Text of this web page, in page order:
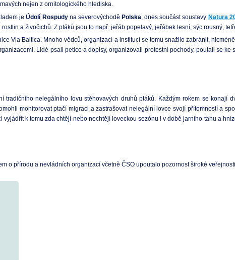
nejen z ornitologického hlediska.
jeÚdolí Rospudyna severovýchodě Polska, dnes součást soustavy Natura
a živočichů. Z ptáků jsou to např. jeřáb popelavý, jeřábek lesní, sýc rousný,
Via Baltica. Mnoho vědců, organizací a institucí se tomu snažilo zabránit,
Lidé psali petice a dopisy, organizovali protestní pochody, poutali se
tradičního nelegálního lovu stěhovavých druhů ptáků. Každým rokem se konají
monitorovat ptačí migraci a zastrašovat nelegální lovce svojí přítomností a
k tomu zda chtějí nebo nechtějí loveckou sezónu i v době jarního tahu a
o přírodu a nevládních organizací včetně ČSO upoutalo pozornost široké